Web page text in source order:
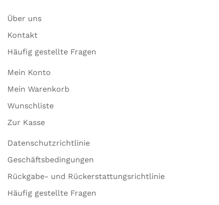
Über uns
Kontakt
Häufig gestellte Fragen
Mein Konto
Mein Warenkorb
Wunschliste
Zur Kasse
Datenschutzrichtlinie
Geschäftsbedingungen
Rückgabe- und Rückerstattungsrichtlinie
Häufig gestellte Fragen